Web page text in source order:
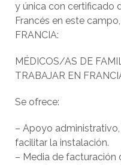
y única con certificado
Francés en este
FRANCIA:
MÉDICOS/AS DE
TRABAJAR EN
Se ofrece:
– Apoyo
facilitar la instalación.
– Media de